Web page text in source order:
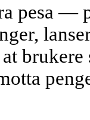
pesa —
brukere